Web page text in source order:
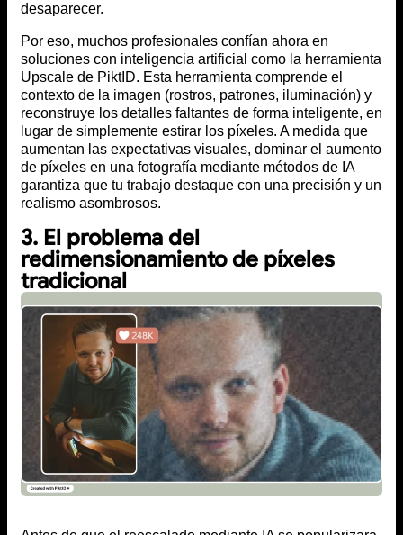
desaparecer.
Por eso, muchos profesionales confían ahora en
soluciones con inteligencia artificial como la herramienta
Upscale de PiktID. Esta herramienta comprende el
contexto de la imagen (rostros, patrones, iluminación) y
reconstruye los detalles faltantes de forma inteligente, en
lugar de simplemente estirar los píxeles. A medida que
aumentan las expectativas visuales, dominar el aumento
de píxeles en una fotografía mediante métodos de IA
garantiza que tu trabajo destaque con una precisión y un
realismo asombrosos.
3. El problema del
redimensionamiento de píxeles
tradicional